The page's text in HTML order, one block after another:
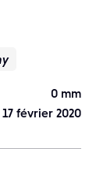
0 mm
17 février 2020